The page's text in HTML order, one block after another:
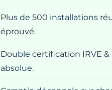
Plus de 500 installations
éprouvé.
Double certification IRVE
absolue.